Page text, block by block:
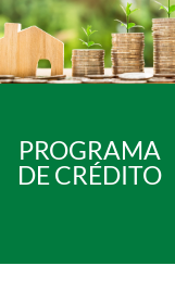
PROGRAMA
DE CRÉDITO